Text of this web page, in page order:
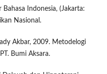
Bahasa Indonesia, (Jakarta:
Nasional.
Akbar, 2009. Metodelogi
Bumi Aksara.